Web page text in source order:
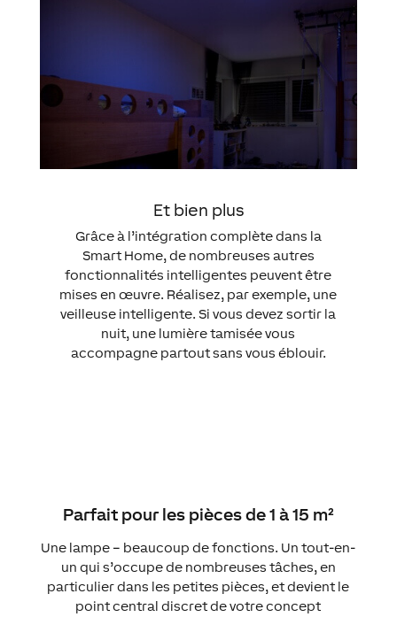
Et bien plus
Grâce à l’intégration complète dans la
Smart Home, de nombreuses autres
fonctionnalités intelligentes peuvent être
mises en œuvre. Réalisez, par exemple, une
veilleuse intelligente. Si vous devez sortir la
nuit, une lumière tamisée vous
accompagne partout sans vous éblouir.
Parfait pour les pièces de 1 à 15 m²
Une lampe – beaucoup de fonctions. Un tout-en-
un qui s’occupe de nombreuses tâches, en
particulier dans les petites pièces, et devient le
point central discret de votre concept